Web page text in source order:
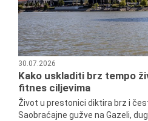
30.07.2026
Kako uskladiti brz tempo
fitnes ciljevima
Život u prestonici diktira brz i
Saobraćajne gužve na Gazeli,